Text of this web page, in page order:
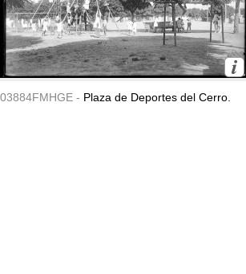
03884FMHGE - Plaza de Deportes del Cerro.